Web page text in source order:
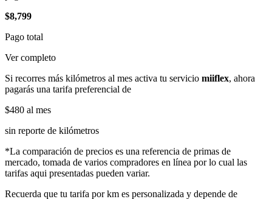
$8,799
Pago total
Ver completo
Si recorres más kilómetros al mes activa tu servicio miiflex, ahora
pagarás una tarifa preferencial de
$480 al mes
sin reporte de kilómetros
*La comparación de precios es una referencia de primas de
mercado, tomada de varios compradores en línea por lo cual las
tarifas aqui presentadas pueden variar.
Recuerda que tu tarifa por km es personalizada y depende de